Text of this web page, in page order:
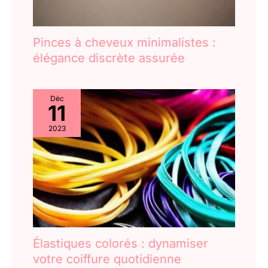
Pinces à cheveux minimalistes :
élégance discrète assurée
Déc
11
2023
Élastiques colorés : dynamiser
votre coiffure quotidienne